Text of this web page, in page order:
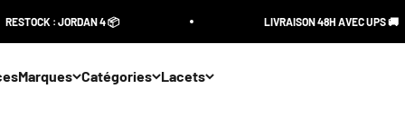
: JORDAN 4 📦 LIVRAISON 48H AVEC UPS 🚚
Marques Catégories Lacets